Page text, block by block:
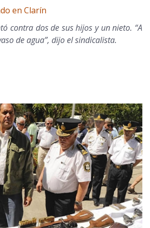
en Clarín
contra dos de sus hijos y un nieto. “A
de agua”, dijo el sindicalista.